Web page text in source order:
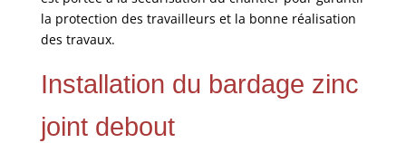
la protection des travailleurs et la bonne réalisation
des travaux.
Installation du bardage zinc
joint debout